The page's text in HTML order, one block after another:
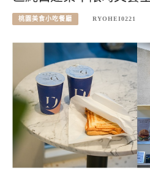
桃園美食小吃餐廳 RYOHEI0221